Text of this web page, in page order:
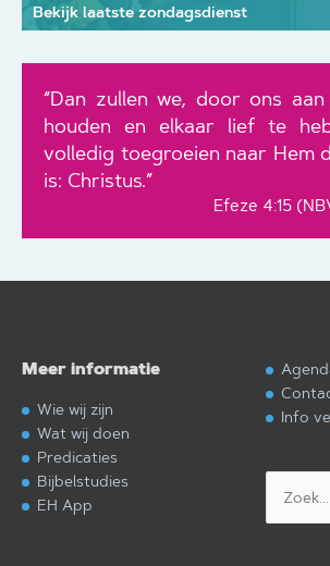
Bekijk laatste zondagsdienst
“Dan zullen we, door ons
houden en elkaar lief te
volledig toegroeien naar Hem
is: Christus.”
Efeze 4:15
Meer informatie
Wie wij zijn
Wat wij doen
Predicaties
Bijbelstudies
EH App
Info
naar: